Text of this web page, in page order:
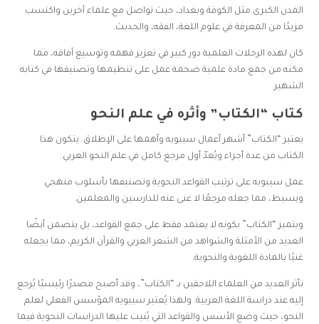
المدن الكبرى مثل الكوفة وبغداد، حيث تواصل مع علماء آخرين واكتسب
مزيدًا من المعرفة في علوم اللغة، الفقه، والحديث.
كان لهذه الرحلات العلمية دور كبير في تعزيز فهمه وتوسيع آفاقه، مما
مكنه من جمع مادة علمية ضخمة عمل على تنظيمها وتصنيفها في كتابه
الشهير.
كتاب “الكتاب” وأثره في علم النحو
يعتبر “الكتاب” أشهر أعمال سيبويه وأهمها على الإطلاق. يتكون هذا
الكتاب من عدة أجزاء ويُعدّ أول مرجع كامل في علم النحو العربي.
عمل سيبويه على ترتيب القواعد النحوية وتصنيفها بأسلوب منهجي
وبسيط، مما جعله مرجعًا لا غنى عنه للدارسين والمعلمين.
ويتميز “الكتاب” بكونه لا يعتمد فقط على جمع القواعد، بل يتضمن أيضًا
العديد من الأمثلة والشواهد من الشعر العربي والقرآن الكريم، مما يجعله
غنيًا بالمادة اللغوية والنحوية.
تأثر العديد من العلماء اللاحقين بـ “الكتاب”، وقد أصبح مصدرًا رئيسيًا يُرجع
إليه عند دراسة اللغة العربية. ولهذا يُعتبر سيبويه المؤسس الفعلي لعلم
النحو، حيث وضع الأسس والقواعد التي بُنيت عليها الدراسات النحوية فيما